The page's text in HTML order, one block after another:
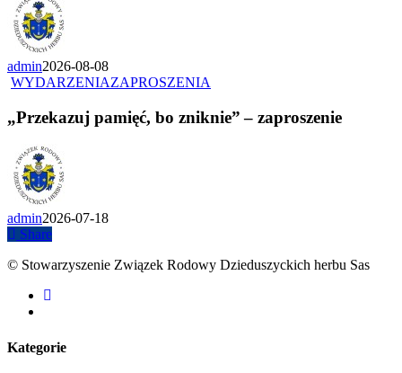
admin2026-08-08
WYDARZENIAZAPROSZENIA
„Przekazuj pamięć, bo zniknie” – zaproszenie
admin2026-07-18
Share
© Stowarzyszenie Związek Rodowy Dzieduszyckich herbu Sas
facebook
Kategorie